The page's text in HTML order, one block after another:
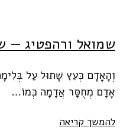
שמואל ורהפטיג —
וְהָאָדָם כְּעֵץ שָׁתוּל עַל
אָדָם מְחֻסָּר אֲדָמָה כְּמוֹ…
להמשך קריאה